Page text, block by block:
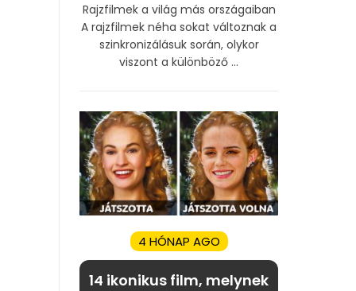
Rajzfilmek a világ más országaiban
A rajzfilmek néha sokat változnak a
szinkronizálásuk során, olykor
viszont a különböző ...
4 HÓNAP AGO
14 ikonikus film, melynek